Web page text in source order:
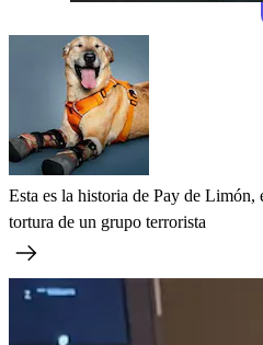
Esta es la historia de Pay de Limón,
tortura de un grupo terrorista